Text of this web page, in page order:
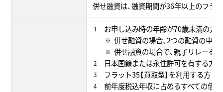
併せ融資は、融資期間が36年以上のフラッ
お申し込み時の年齢が70歳未満の方
併せ融資の場合、2つの融資の申
併せ融資の場合で、親子リレーを
日本国籍または永住許可を有する方
フラット35【買取型】を利用する方（
前年度税込年収に占めるすべての借